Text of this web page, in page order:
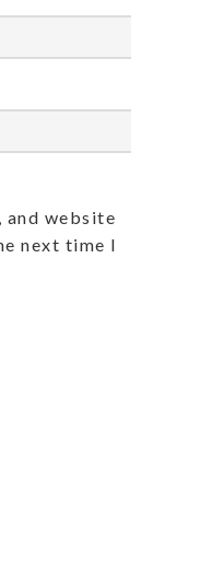
and website
next time I